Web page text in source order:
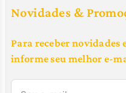
Novidades &
Para receber novidades
informe seu melhor e-